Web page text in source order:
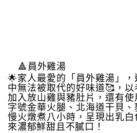
🔺員外雞湯
🌟家人最愛的「員外雞湯」
中無法被取代的好味道🥰，
加入放山雞與豬肚片，還有
字號金華火腿、北海道干貝、
慢火燉煮八小時，呈現出乳
來濃郁鮮甜且不膩口！